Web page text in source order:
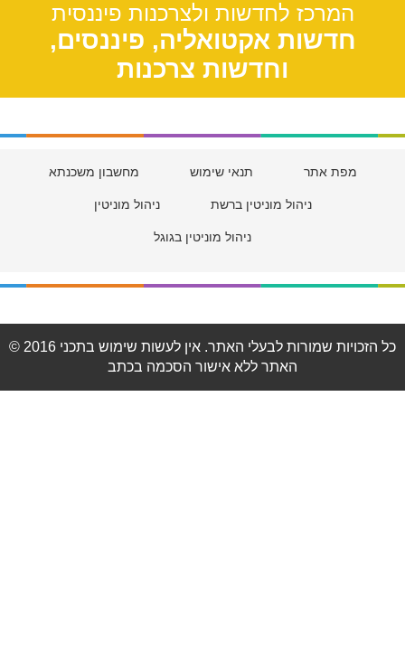
המרכז לחדשות ולצרכנות פיננסית
חדשות אקטואליה, פיננסים,
וחדשות צרכנות
מפת אתר תנאי שימוש מחשבון משכנתא
ניהול מוניטין ברשת ניהול מוניטין
ניהול מוניטין בגוגל
© 2016 כל הזכויות שמורות לבעלי האתר. אין לעשות שימוש בתכני
האתר ללא אישור הסכמה בכתב